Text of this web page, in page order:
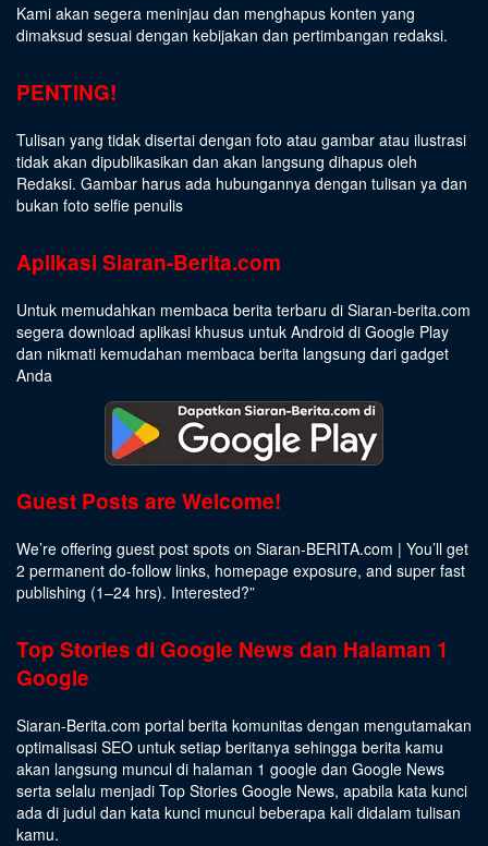
Kami akan segera meninjau dan menghapus konten yang
dimaksud sesuai dengan kebijakan dan pertimbangan redaksi.
PENTING!
Tulisan yang tidak disertai dengan foto atau gambar atau ilustrasi
tidak akan dipublikasikan dan akan langsung dihapus oleh
Redaksi. Gambar harus ada hubungannya dengan tulisan ya dan
bukan foto selfie penulis
Aplikasi Siaran-Berita.com
Untuk memudahkan membaca berita terbaru di Siaran-berita.com
segera download aplikasi khusus untuk Android di Google Play
dan nikmati kemudahan membaca berita langsung dari gadget
Anda
Guest Posts are Welcome!
We’re offering guest post spots on Siaran-BERITA.com | You’ll get
2 permanent do-follow links, homepage exposure, and super fast
publishing (1–24 hrs). Interested?”
Top Stories di Google News dan Halaman 1
Google
Siaran-Berita.com portal berita komunitas dengan mengutamakan
optimalisasi SEO untuk setiap beritanya sehingga berita kamu
akan langsung muncul di halaman 1 google dan Google News
serta selalu menjadi Top Stories Google News, apabila kata kunci
ada di judul dan kata kunci muncul beberapa kali didalam tulisan
kamu.